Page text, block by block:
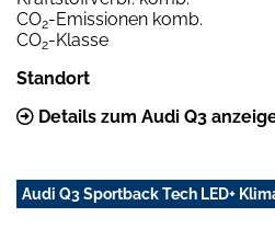
CO2-Emissionen komb.
CO2-Klasse
Standort
Details zum Audi Q3
Audi Q3 Sportback Tech LED+